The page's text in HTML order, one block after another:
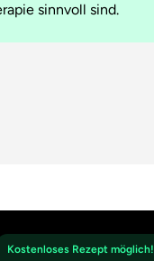
sinnvoll sind.
Kostenloses Rezept möglich!